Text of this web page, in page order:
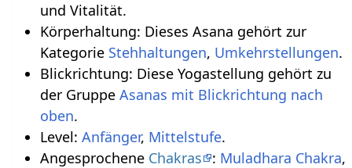
und Vitalität.
Körperhaltung: Dieses Asana gehört zur
Kategorie Stehhaltungen, Umkehrstellungen.
Blickrichtung: Diese Yogastellung gehört zu
der Gruppe Asanas mit Blickrichtung nach
oben.
Level: Anfänger, Mittelstufe.
Angesprochene Chakras : Muladhara Chakra,